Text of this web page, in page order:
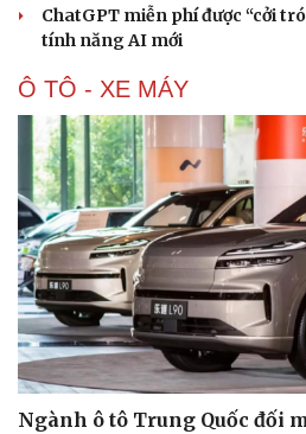
ChatGPT miễn phí được “cởi
tính năng AI mới
Ô TÔ - XE MÁY
Ngành ô tô Trung Quốc đối